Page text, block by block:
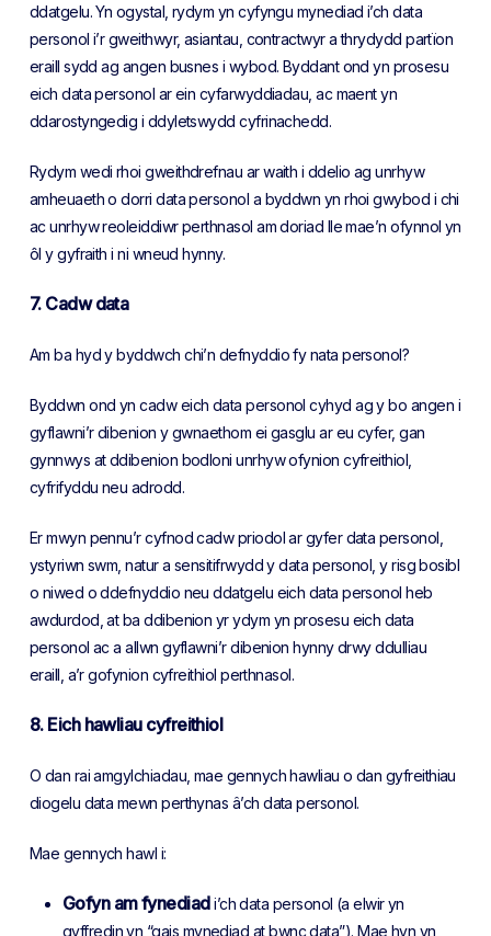
ddatgelu. Yn ogystal, rydym yn cyfyngu mynediad i’ch data
personol i’r gweithwyr, asiantau, contractwyr a thrydydd partïon
eraill sydd ag angen busnes i wybod. Byddant ond yn prosesu
eich data personol ar ein cyfarwyddiadau, ac maent yn
ddarostyngedig i ddyletswydd cyfrinachedd.
Rydym wedi rhoi gweithdrefnau ar waith i ddelio ag unrhyw
amheuaeth o dorri data personol a byddwn yn rhoi gwybod i chi
ac unrhyw reoleiddiwr perthnasol am doriad lle mae’n ofynnol yn
ôl y gyfraith i ni wneud hynny.
7. Cadw data
Am ba hyd y byddwch chi’n defnyddio fy nata personol?
Byddwn ond yn cadw eich data personol cyhyd ag y bo angen i
gyflawni’r dibenion y gwnaethom ei gasglu ar eu cyfer, gan
gynnwys at ddibenion bodloni unrhyw ofynion cyfreithiol,
cyfrifyddu neu adrodd.
Er mwyn pennu’r cyfnod cadw priodol ar gyfer data personol,
ystyriwn swm, natur a sensitifrwydd y data personol, y risg bosibl
o niwed o ddefnyddio neu ddatgelu eich data personol heb
awdurdod, at ba ddibenion yr ydym yn prosesu eich data
personol ac a allwn gyflawni’r dibenion hynny drwy ddulliau
eraill, a’r gofynion cyfreithiol perthnasol.
8. Eich hawliau cyfreithiol
O dan rai amgylchiadau, mae gennych hawliau o dan gyfreithiau
diogelu data mewn perthynas â’ch data personol.
Mae gennych hawl i:
Gofyn am fynediadi’ch data personol (a elwir yn
gyffredin yn “gais mynediad at bwnc data”). Mae hyn yn